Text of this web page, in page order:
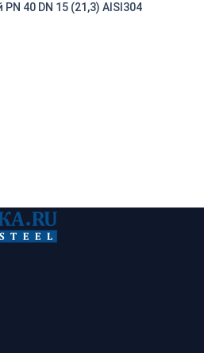
Фланец плоский PN 40 DN 15 (21,3) AISI304